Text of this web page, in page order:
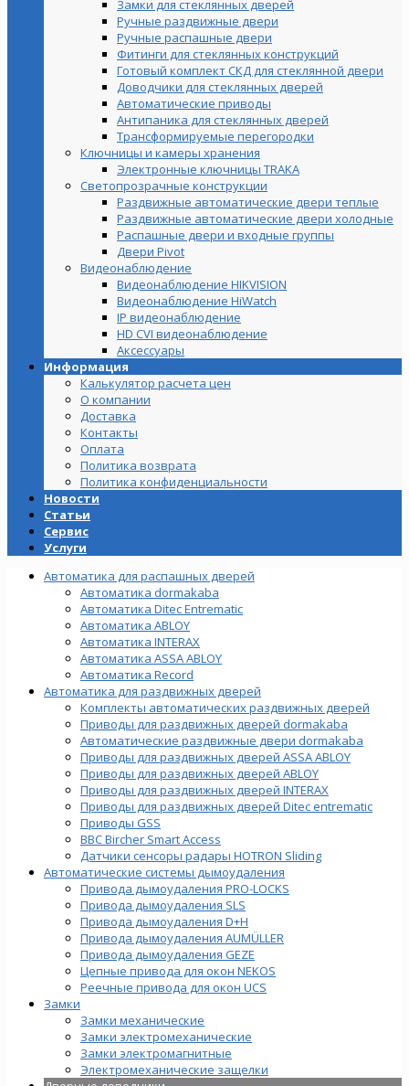
Замки для стеклянных дверей
Ручные раздвижные двери
Ручные распашные двери
Фитинги для стеклянных конструкций
Готовый комплект СКД для стеклянной двери
Доводчики для стеклянных дверей
Автоматические приводы
Антипаника для стеклянных дверей
Трансформируемые перегородки
Ключницы и камеры хранения
Электронные ключницы TRAKA
Светопрозрачные конструкции
Раздвижные автоматические двери теплые
Раздвижные автоматические двери холодные
Распашные двери и входные группы
Двери Pivot
Видеонаблюдение
Видеонаблюдение HIKVISION
Видеонаблюдение HiWatch
IP видеонаблюдение
HD CVI видеонаблюдение
Аксессуары
Информация
Калькулятор расчета цен
О компании
Доставка
Контакты
Оплата
Политика возврата
Политика конфиденциальности
Новости
Статьи
Сервис
Услуги
Автоматика для распашных дверей
Автоматика dormakaba
Автоматика Ditec Entrematic
Автоматика ABLOY
Автоматика INTERAX
Автоматика ASSA ABLOY
Автоматика Record
Автоматика для раздвижных дверей
Комплекты автоматических раздвижных дверей
Приводы для раздвижных дверей dormakaba
Автоматические раздвижные двери dormakaba
Приводы для раздвижных дверей ASSA ABLOY
Приводы для раздвижных дверей ABLOY
Приводы для раздвижных дверей INTERAX
Приводы для раздвижных дверей Ditec entrematic
Приводы GSS
BBC Bircher Smart Access
Датчики сенсоры радары HOTRON Sliding
Автоматические системы дымоудаления
Привода дымоудаления PRO-LOCKS
Привода дымоудаления SLS
Привода дымоудаления D+H
Привода дымоудаления AUMÜLLER
Привода дымоудаления GEZE
Цепные привода для окон NEKOS
Реечные привода для окон UСS
Замки
Замки механические
Замки электромеханические
Замки электромагнитные
Электромеханические защелки